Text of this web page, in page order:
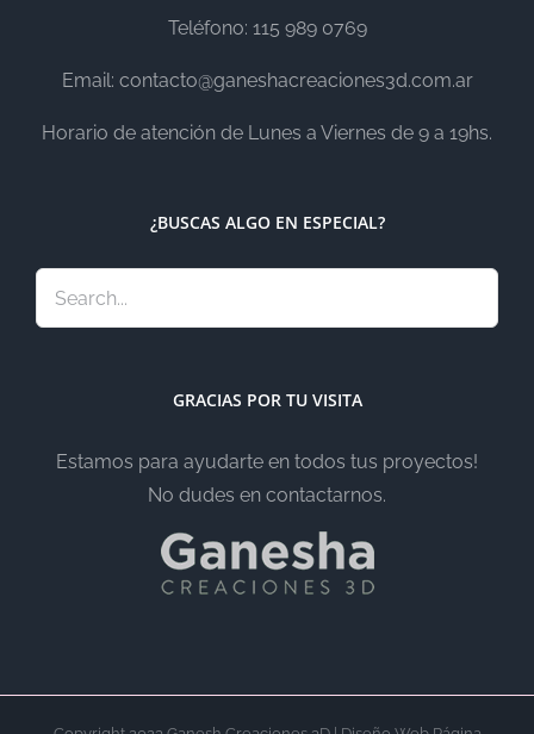
Teléfono: 115 989 0769
Email: contacto@ganeshacreaciones3d.com.ar
Horario de atención de Lunes a Viernes de 9 a 19hs.
¿BUSCAS ALGO EN ESPECIAL?
GRACIAS POR TU VISITA
Estamos para ayudarte en todos tus proyectos!
No dudes en contactarnos.